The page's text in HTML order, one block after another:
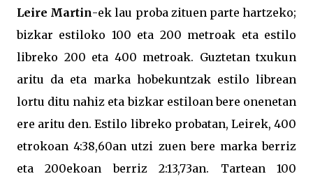
Leire Martin-ek lau proba zituen parte hartzeko;
bizkar estiloko 100 eta 200 metroak eta estilo
libreko 200 eta 400 metroak. Guztetan txukun
aritu da eta marka hobekuntzak estilo librean
lortu ditu nahiz eta bizkar estiloan bere onenetan
ere aritu den. Estilo libreko probatan, Leirek, 400
etrokoan 4:38,60an utzi zuen bere marka berriz
eta 200ekoan berriz 2:13,73an. Tartean 100